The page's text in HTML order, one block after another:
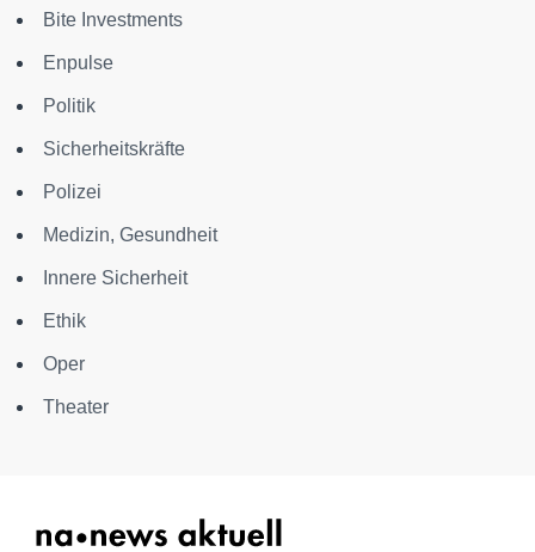
Bite Investments
Enpulse
Politik
Sicherheitskräfte
Polizei
Medizin, Gesundheit
Innere Sicherheit
Ethik
Oper
Theater